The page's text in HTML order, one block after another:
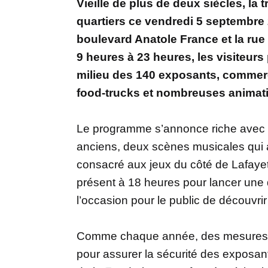
Vieille de plus de deux siècles, la
quartiers ce vendredi 5 septembre
boulevard Anatole France et la
9 heures à 23 heures, les
milieu des 140 exposants,
food-trucks et nombreuses
Le programme s’annonce riche
anciens, deux scènes musicales
consacré aux jeux du côté de
présent à 18 heures pour lancer
l’occasion pour le public de
Comme chaque année, des
pour assurer la sécurité des